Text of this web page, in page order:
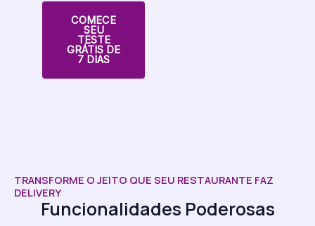
COMECE
SEU
TESTE
GRÁTIS DE
7 DIAS
TRANSFORME O JEITO QUE SEU RESTAURANTE FAZ
DELIVERY
Funcionalidades Poderosas